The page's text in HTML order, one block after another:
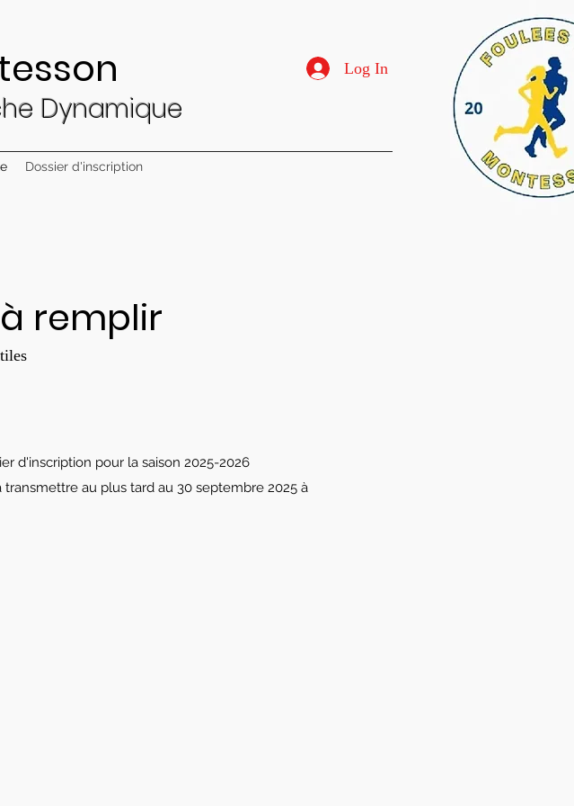
Dynamique
Log In
Dossier d'inscription
remplir
d'inscription pour la saison 2025-2026
transmettre au plus tard au 30 septembre 2025 à